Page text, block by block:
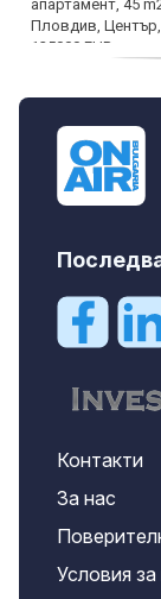
Контакти
За нас
Условия